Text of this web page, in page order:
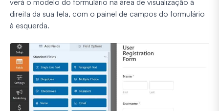
direita da sua tela, com o painel de campos do formulário
à esquerda.